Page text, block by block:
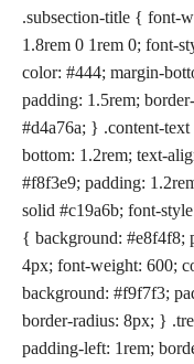
.subsection-title { font-
1.8rem 0 1rem 0; font-
color: #444; margin-
padding: 1.5rem;
#d4a76a; } .content-
bottom: 1.2rem; text-
#f8f3e9; padding:
solid #c19a6b; font-
{ background: #e8f4f8;
4px; font-weight: 600;
background: #f9f7f3;
border-radius: 8px; }
padding-left: 1rem;